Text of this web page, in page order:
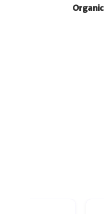
اورجانيك نيشن فيتانيشن | Organic